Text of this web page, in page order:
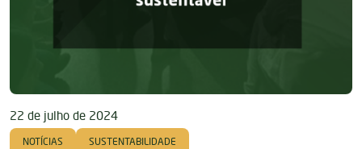
22 de julho de 2024
NOTÍCIAS SUSTENTABILIDADE